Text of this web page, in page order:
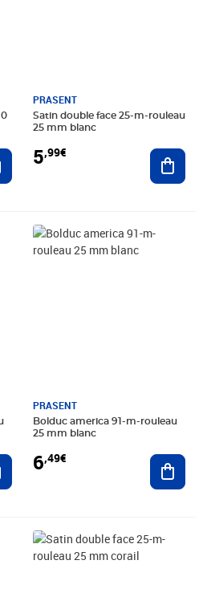
au panier
PRASENT
Satin double face 25-m-rouleau
25 mm blanc
5,99€
au panier
PRASENT
Bolduc america 91-m-rouleau
25 mm blanc
6,49€
Prix 6,49€
Prix 5,99€